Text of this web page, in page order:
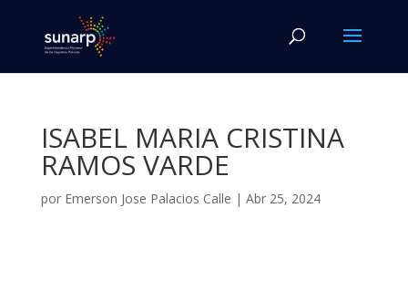
ISABEL MARIA CRISTINA
RAMOS VARDE
por Emerson Jose Palacios Calle | Abr 25, 2024